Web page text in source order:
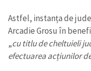
Astfel, instanța de
Arcadie Grosu în
„cu titlu de cheltuieli
efectuarea acțiunilor